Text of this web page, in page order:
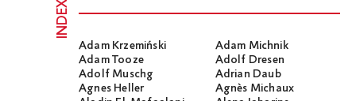
INDEX
Adam Krzemiński
Adam Michnik
Adam Tooze
Adolf Dresen
Adolf Muschg
Adrian Daub
Agnes Heller
Agnès Michaux